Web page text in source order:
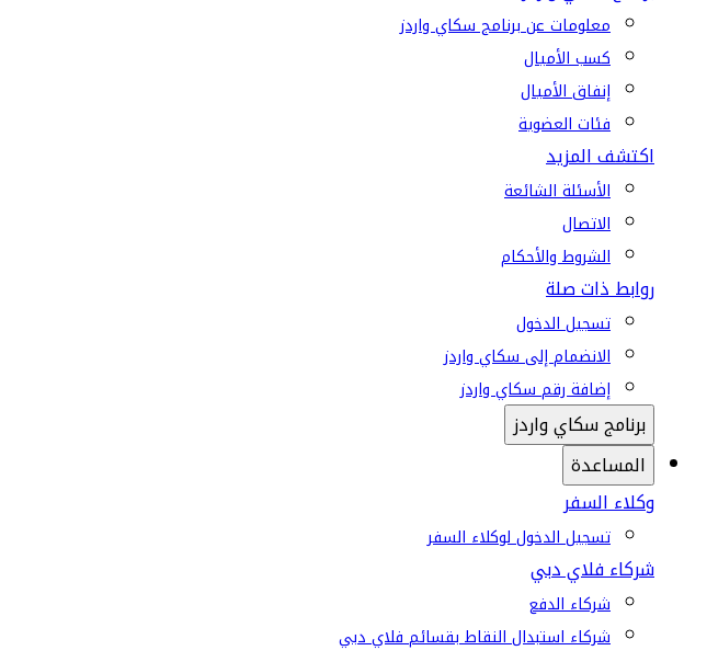
معلومات عن برنامج سكاي واردز
كسب الأميال
إنفاق الأميال
فئات العضوية
اكتشف المزيد
الأسئلة الشائعة
الاتصال
الشروط والأحكام
روابط ذات صلة
تسجيل الدخول
الانضمام إلى سكاي واردز
إضافة رقم سكاي واردز
برنامج سكاي واردز
المساعدة
وكلاء السفر
تسجيل الدخول لوكلاء السفر
شركاء فلاي دبي
شركاء الدفع
شركاء استبدال النقاط بقسائم فلاي دبي